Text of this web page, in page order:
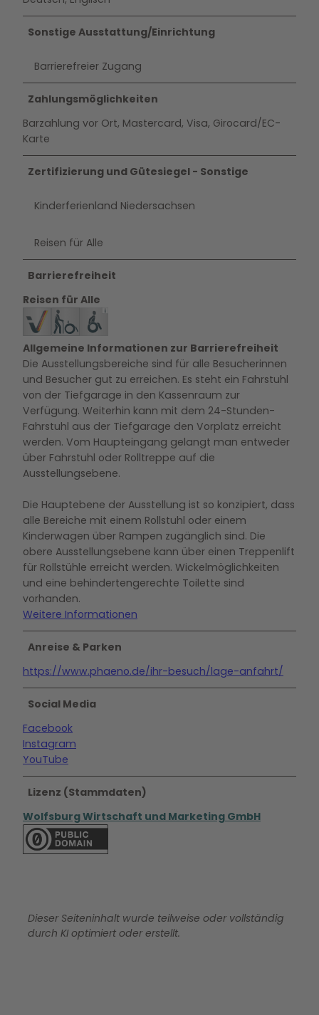
Sonstige Ausstattung/Einrichtung
Barrierefreier Zugang
Zahlungsmöglichkeiten
Barzahlung vor Ort, Mastercard, Visa, Girocard/EC-
Karte
Zertifizierung und Gütesiegel - Sonstige
Kinderferienland Niedersachsen
Reisen für Alle
Barrierefreiheit
Reisen für Alle
Allgemeine Informationen zur Barrierefreiheit
Die Ausstellungsbereiche sind für alle Besucherinnen
und Besucher gut zu erreichen. Es steht ein Fahrstuhl
von der Tiefgarage in den Kassenraum zur
Verfügung. Weiterhin kann mit dem 24-Stunden-
Fahrstuhl aus der Tiefgarage den Vorplatz erreicht
werden. Vom Haupteingang gelangt man entweder
über Fahrstuhl oder Rolltreppe auf die
Ausstellungsebene.
Die Hauptebene der Ausstellung ist so konzipiert, dass
alle Bereiche mit einem Rollstuhl oder einem
Kinderwagen über Rampen zugänglich sind. Die
obere Ausstellungsebene kann über einen Treppenlift
für Rollstühle erreicht werden. Wickelmöglichkeiten
und eine behindertengerechte Toilette sind
vorhanden.
Weitere Informationen
Anreise & Parken
https://www.phaeno.de/ihr-besuch/lage-anfahrt/
Social Media
Facebook
Instagram
YouTube
Lizenz (Stammdaten)
Wolfsburg Wirtschaft und Marketing GmbH
Dieser Seiteninhalt wurde teilweise oder vollständig
durch KI optimiert oder erstellt.